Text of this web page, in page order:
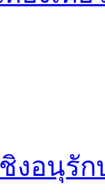
งอนุรัก